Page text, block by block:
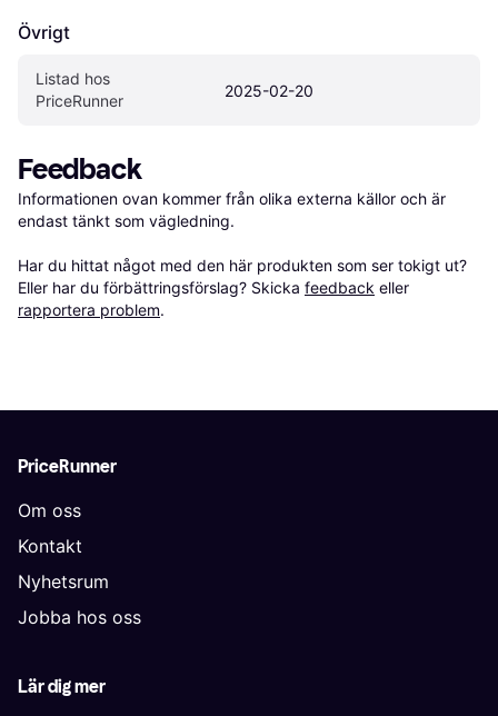
Övrigt
Listad hos
PriceRunner
2025-02-20
Feedback
Informationen ovan kommer från olika externa källor och är
endast tänkt som vägledning.
Har du hittat något med den här produkten som ser tokigt ut?
Eller har du förbättringsförslag? Skicka feedback eller
rapportera problem.
PriceRunner
Om oss
Kontakt
Nyhetsrum
Jobba hos oss
Lär dig mer